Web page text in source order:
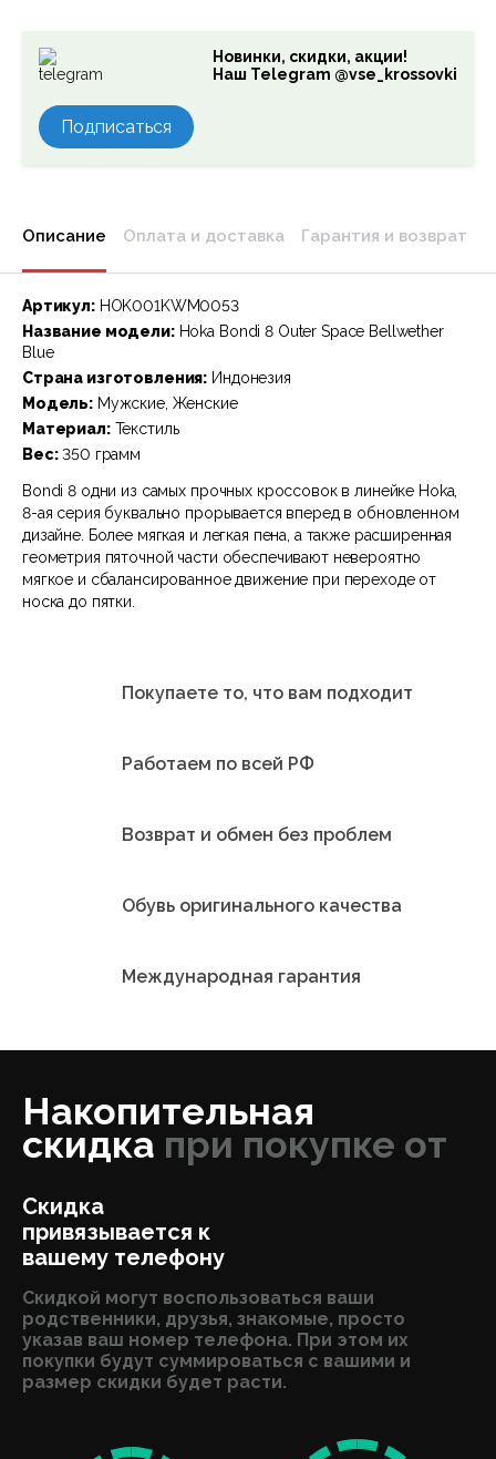
Новинки, скидки, акции!
Наш Telegram @vse_krossovki
Подписаться
Описание Оплата и доставка Гарантия и возврат
Артикул:HOK001KWM0053
Название модели:Hoka Bondi 8 Outer Space Bellwether
Blue
Страна изготовления: Индонезия
Модель: Мужские, Женские
Материал:Текстиль
Вес:350 грамм
Bondi 8 одни из самых прочных кроссовок в линейке Hoka,
8-ая серия буквально прорывается вперед в обновленном
дизайне. Более мягкая и легкая пена, а также расширенная
геометрия пяточной части обеспечивают невероятно
мягкое и сбалансированное движение при переходе от
носка до пятки.
Покупаете то, что вам подходит
Работаем по всей РФ
Возврат и обмен без проблем
Обувь оригинального качества
Международная гарантия
Накопительная
скидка при покупке от
Скидка
привязывается к
вашему телефону
Скидкой могут воспользоваться ваши
родственники, друзья, знакомые, просто
указав ваш номер телефона. При этом их
покупки будут суммироваться с вашими и
размер скидки будет расти.